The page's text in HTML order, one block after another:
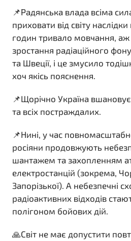
📌Радянська влада всіма
приховати від світу
годин тривало мовчання, аж
зростання радіаційного
та Швеції, і це змусило
хоч якісь пояснення.
📌Щорічно Україна вшановує
та всіх постраждалих.
📌Нині, у час
росіяни продовжують
шантажем та захопленням
електростанцій (зокрема,
Запорізької). А небезпечні
радіоактивних відходів
полігоном бойових дій.
🙏Світ не має допустити